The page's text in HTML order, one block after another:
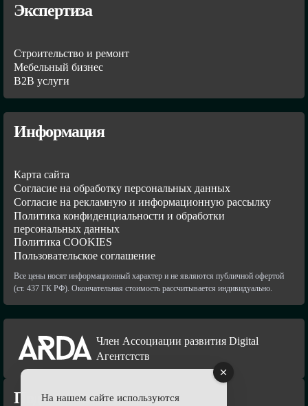
Экспертиза
Строительство и ремонт
Мебельный бизнес
В2В услуги
Информация
Карта сайта
Согласие на обработку персональных данных
Согласие на рекламную и информационную рассылку
Политика конфиденциальности и обработки
персональных данных
Политика COOKIES
Пользовательское соглашение
Все цены носят информационный характер и не являются публичной офертой
(ст. 437 ГК РФ). Окончательная стоимость рассчитывается индивидуально.
Член Ассоциации развития Digital
Агентстств
Подпишись
На нашем сайте используются